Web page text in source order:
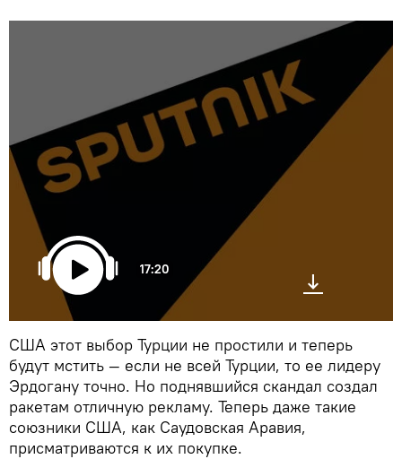
17:20
США этот выбор Турции не простили и теперь
будут мстить — если не всей Турции, то ее лидеру
Эрдогану точно. Но поднявшийся скандал создал
ракетам отличную рекламу. Теперь даже такие
союзники США, как Саудовская Аравия,
присматриваются к их покупке.